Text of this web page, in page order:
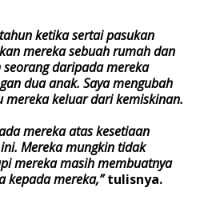
ketika sertai pasukan
mereka sebuah rumah dan
daripada mereka
dua anak. Saya mengubah
keluar dari kemiskinan.
mereka atas kesetiaan
Mereka mungkin tidak
mereka masih membuatnya
kepada mereka,”tulisnya.